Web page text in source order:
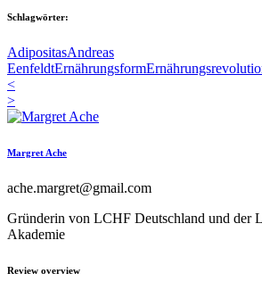
Schlagwörter:
AdipositasAndreas
EenfeldtErnährungsform
<
>
Margret Ache
ache.margret@gmail.com
Gründerin von LCHF Deutschland und der
Akademie
Review overview